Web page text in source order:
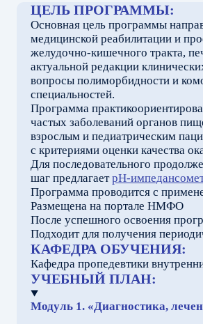
ЦЕЛЬ ПРОГРАММЫ:
Основная цель программы
медицинской реабилитации и
желудочно-кишечного тракта,
актуальной редакции
вопросы полиморбидности и
специальностей.
Программа
частых заболеваний органов
взрослым и педиатрическим
с критериями оценки качества
Для последовательного
шаг предлагаетрН-
Программа проводится с
Размещена на портале НМФО
После успешного освоения
Подходит для получения
КАФЕДРА ОБУЧЕНИЯ:
Кафедра пропедевтики
УЧЕБНЫЙ ПЛАН:
Модуль 1. «Диагностика,